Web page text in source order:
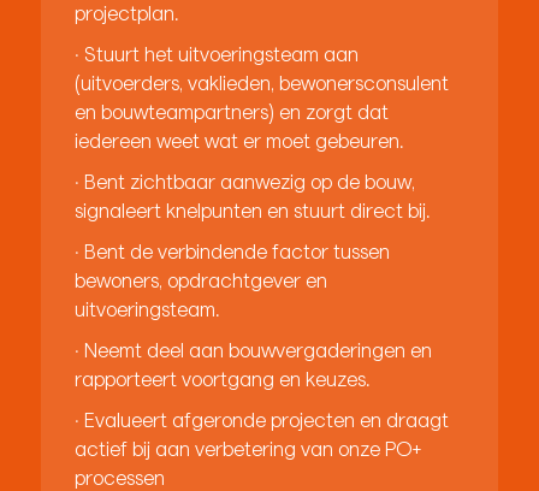
projectplan.
· Stuurt het uitvoeringsteam aan
(uitvoerders, vaklieden, bewonersconsulent
en bouwteampartners) en zorgt dat
iedereen weet wat er moet gebeuren.
· Bent zichtbaar aanwezig op de bouw,
signaleert knelpunten en stuurt direct bij.
· Bent de verbindende factor tussen
bewoners, opdrachtgever en
uitvoeringsteam.
· Neemt deel aan bouwvergaderingen en
rapporteert voortgang en keuzes.
· Evalueert afgeronde projecten en draagt
actief bij aan verbetering van onze PO+
processen